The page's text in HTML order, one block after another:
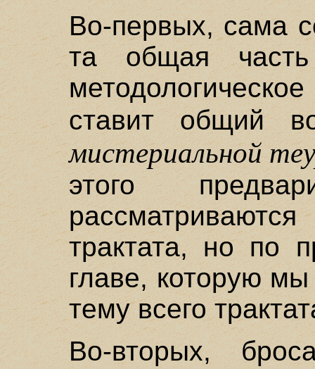
Во-первых, сама
та общая
ставит общий
мистериальной
этого
трактата, но по
главе, которую
тему всего
Во-вторых,